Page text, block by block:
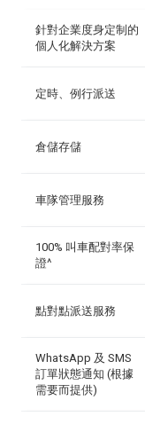
針對企業度身定制的
個人化解決方案
定時、例行派送
倉儲存儲
車隊管理服務
100% 叫車配對率保
證^
點對點派送服務
WhatsApp 及 SMS
訂單狀態通知 (根據
需要而提供)